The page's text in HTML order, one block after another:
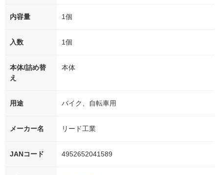
内容量 1個
入数 1個
本体/詰め替
え
本体
用途 バイク、自転車用
メーカー名 リード工業
JANコード 4952652041589